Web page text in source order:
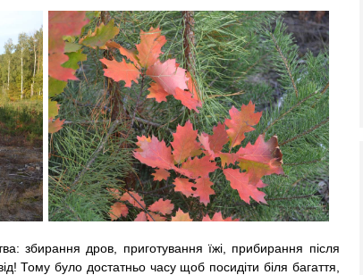
збирання дров, приготування їжі, прибирання після
Тому було достатньо часу щоб посидіти біля багаття,